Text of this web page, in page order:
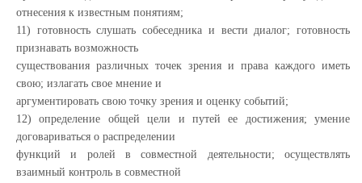
отнесения к известным понятиям;
11) готовность слушать собеседника и вести диалог; готовность
признавать возможность
существования различных точек зрения и права каждого иметь
свою; излагать свое мнение и
аргументировать свою точку зрения и оценку событий;
12) определение общей цели и путей ее достижения; умение
договариваться о распределении
функций и ролей в совместной деятельности; осуществлять
взаимный контроль в совместной